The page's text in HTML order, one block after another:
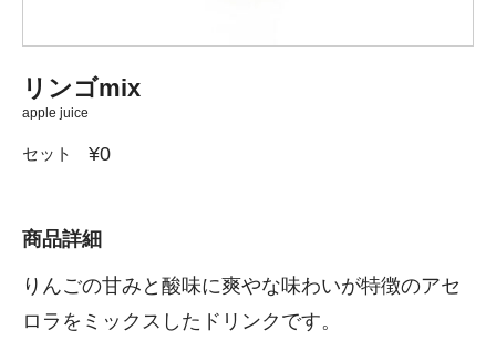
リンゴmix
apple juice
セット ¥0
商品詳細
りんごの甘みと酸味に爽やな味わいが特徴のアセ
ロラをミックスしたドリンクです。